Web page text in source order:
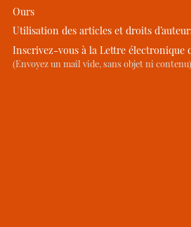
Ours
Utilisation des articles et droits
Inscrivez-vous à la Lettre électronique
(Envoyez un mail vide, sans objet ni contenu)